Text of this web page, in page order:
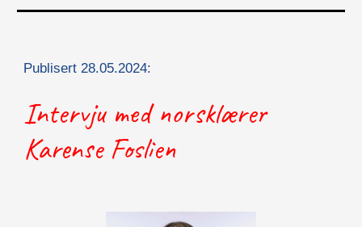
Publisert 28.05.2024:
Intervju med norsklærer
Karense Foslien